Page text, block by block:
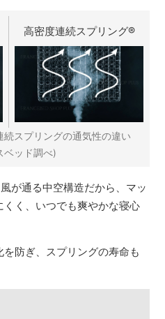
高密度連続スプリング®
スプリングの通気性の違い
ベッド調べ)
が通る中空構造だから、マッ
くく、いつでも爽やかな寝心
防ぎ、スプリングの寿命も